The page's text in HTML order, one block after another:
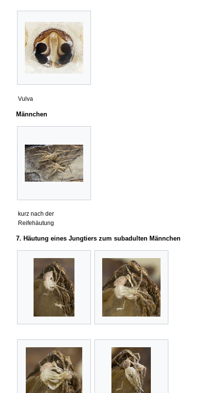
Vulva
Männchen
kurz nach der
Reifehäutung
7. Häutung eines Jungtiers zum subadulten Männchen